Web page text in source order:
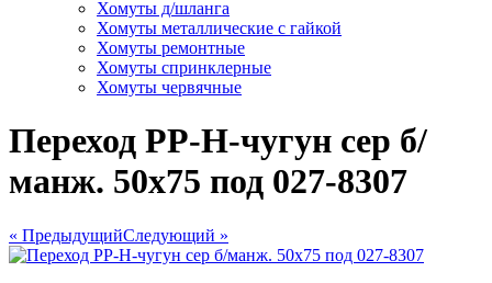
Хомуты д/шланга
Хомуты металлические с гайкой
Хомуты ремонтные
Хомуты спринклерные
Хомуты червячные
Переход РР-Н-чугун сер б/
манж. 50х75 под 027-8307
« ПредыдущийСледующий »